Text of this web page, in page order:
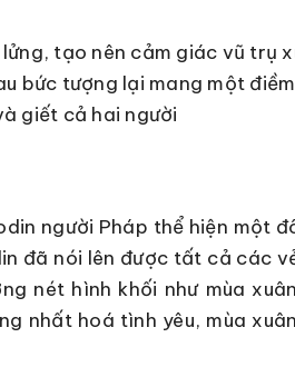
tạo nên cảm giác vũ trụ
bức tượng lại mang một
giết cả hai người
người Pháp thể hiện một
đã nói lên được tất cả các
nét hình khối như mùa
nhất hoá tình yêu, mùa